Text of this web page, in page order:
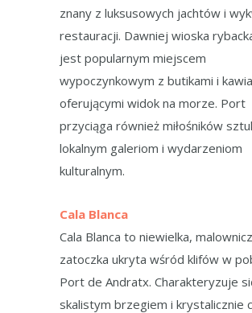
znany z luksusowych jachtów i
restauracji. Dawniej wioska
jest popularnym miejscem
wypoczynkowym z butikami i
oferującymi widok na morze. Port
przyciąga również miłośników
lokalnym galeriom i wydarzeniom
kulturalnym.
Cala Blanca
Cala Blanca to niewielka,
zatoczka ukryta wśród klifów w
Port de Andratx. Charakteryzuje
skalistym brzegiem i krystalicznie